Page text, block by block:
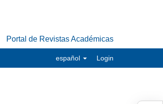
Portal de Revistas Académicas
español Login